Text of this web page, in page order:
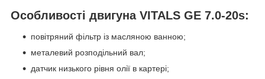
Особливості двигуна VITALS GE 7.0-20s:
повітряний фільтр із масляною ванною;
металевий розподільний вал;
датчик низького рівня олії в картері;